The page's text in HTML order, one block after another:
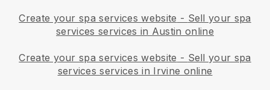
Create your spa services website - Sell your spa
services services in Austin online
Create your spa services website - Sell your spa
services services in Irvine online